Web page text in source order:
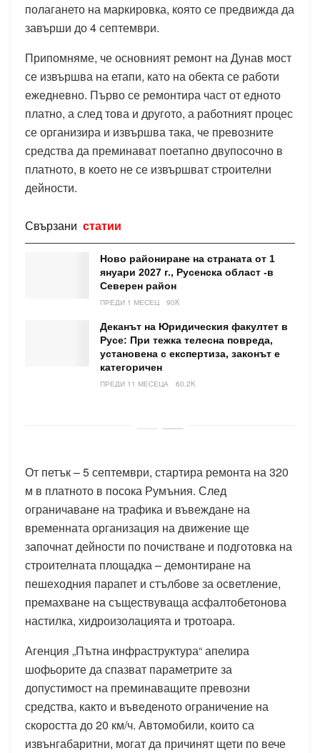
полагането на маркировка, която се предвижда да
завърши до 4 септември.
Припомняме, че основният ремонт на Дунав мост
се извършва на етапи, като на обекта се работи
ежедневно. Първо се ремонтира част от едното
платно, а след това и другото, а работният процес
се организира и извършва така, че превозните
средства да преминават поетапно двупосочно в
платното, в което не се извършват строителни
дейности.
Свързани статии
Ново райониране на страната от 1
януари 2027 г., Русенска област -в
Северен район
ПРЕДИ 1 МЕСЕЦ 90K
Деканът на Юридическия факултет в
Русе: При тежка телесна повреда,
установена с експертиза, законът е
категоричен
ПРЕДИ 11 МЕСЕЦА 60.2K
От петък – 5 септември, стартира ремонта на 320
м в платното в посока Румъния. След
ограничаване на трафика и въвеждане на
временната организация на движение ще
започнат дейности по почистване и подготовка на
строителната площадка – демонтиране на
пешеходния парапет и стълбове за осветление,
премахване на съществуваща асфалтобетонова
настилка, хидроизолацията и тротоара.
Агенция „Пътна инфраструктура“ апелира
шофьорите да спазват параметрите за
допустимост на преминаващите превозни
средства, както и въведеното ограничение на
скоростта до 20 км/ч. Автомобили, които са
извънгабаритни, могат да причинят щети по вече